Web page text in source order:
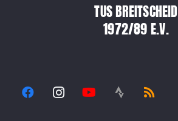
TUS BREITSCHEID
1972/89 E.V.